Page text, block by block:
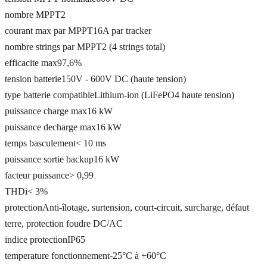
nombre MPPT2
courant max par MPPT16A par tracker
nombre strings par MPPT2 (4 strings total)
efficacite max97,6%
tension batterie150V - 600V DC (haute tension)
type batterie compatibleLithium-ion (LiFePO4 haute tension)
puissance charge max16 kW
puissance decharge max16 kW
temps basculement< 10 ms
puissance sortie backup16 kW
facteur puissance> 0,99
THDi< 3%
protectionAnti-îlotage, surtension, court-circuit, surcharge, défaut
terre, protection foudre DC/AC
indice protectionIP65
temperature fonctionnement-25°C à +60°C